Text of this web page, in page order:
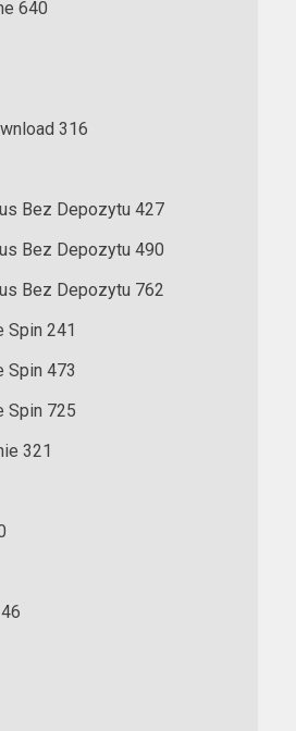
640
316
Bez Depozytu 427
Bez Depozytu 490
Bez Depozytu 762
Spin 241
Spin 473
Spin 725
321